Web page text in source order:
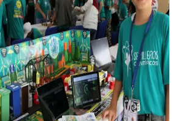
fortalece el desarrollo
talleres para aspirantes al curso de
académica de médicos en
comunal en El Vigía con